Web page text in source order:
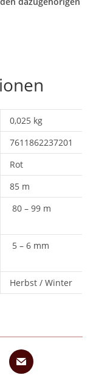
0,025 kg
7611862237201
Rot
85 m
80 – 99 m
5 – 6 mm
Herbst / Winter